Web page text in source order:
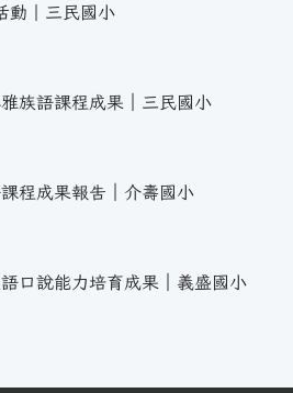
動｜三民國小
族語課程成果｜三民國小
程成果報告｜介壽國小
口說能力培育成果｜義盛國小